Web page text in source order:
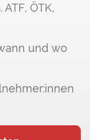
ÖTK,
und wo